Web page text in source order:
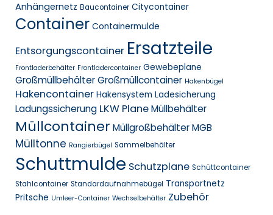
Anhängernetz Baucontainer Citycontainer
Container Containermulde
Entsorgungscontainer Ersatzteile
Frontladerbehälter Frontladercontainer Gewebeplane
GroßmüllbehälterGroßmüllcontainer Hakenbügel
Hakencontainer Hakensystem Ladesicherung
Ladungssicherung LKW PlaneMüllbehälter
Müllcontainer Müllgroßbehälter MGB
Mülltonne Rangierbügel Sammelbehälter
Schuttmulde Schutzplane Schüttcontainer
Stahlcontainer Standardaufnahmebügel Transportnetz
Pritsche Umleer-Container Wechselbehälter Zubehör